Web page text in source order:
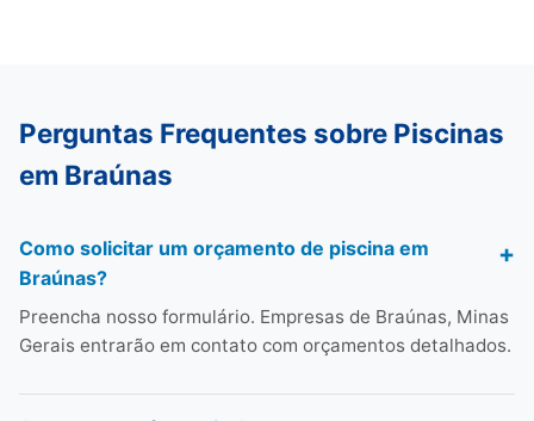
Perguntas Frequentes sobre Piscinas
em Braúnas
Como solicitar um orçamento de piscina em
Braúnas?
Preencha nosso formulário. Empresas de Braúnas, Minas
Gerais entrarão em contato com orçamentos detalhados.